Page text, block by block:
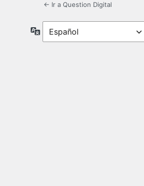
← Ir a Question Digital
Idioma